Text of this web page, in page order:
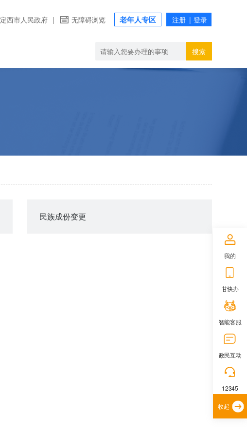
定西市人民政府 | 无障碍浏览 老年人专区
搜索
民族成份变更
我的
甘快办
智能客服
政民互动
12345
收起